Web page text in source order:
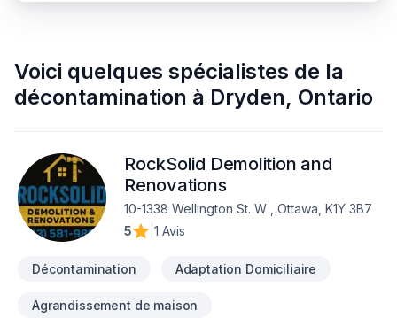
Voici quelques spécialistes de la
décontamination à Dryden, Ontario
RockSolid Demolition and
Renovations
10-1338 Wellington St. W , Ottawa, K1Y 3B7
5
1 Avis
Décontamination Adaptation Domiciliaire
Agrandissement de maison